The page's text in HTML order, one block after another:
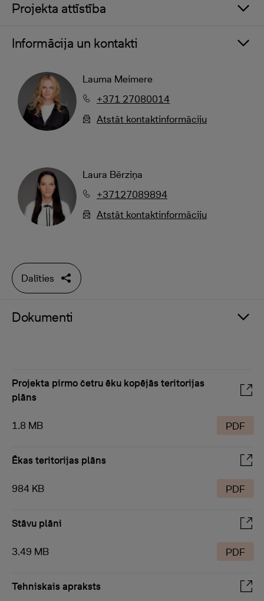
Projekta attīstība
Informācija un kontakti
Lauma Meimere
+371 27080014
Atstāt kontaktinformāciju
Laura Bērziņa
+37127089894
Atstāt kontaktinformāciju
Dalīties
Dokumenti
Projekta pirmo četru ēku kopējās teritorijas
plāns
1.8 MB PDF
Ēkas teritorijas plāns
984 KB PDF
Stāvu plāni
3.49 MB PDF
Tehniskais apraksts